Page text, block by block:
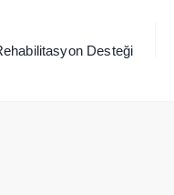
Desteği